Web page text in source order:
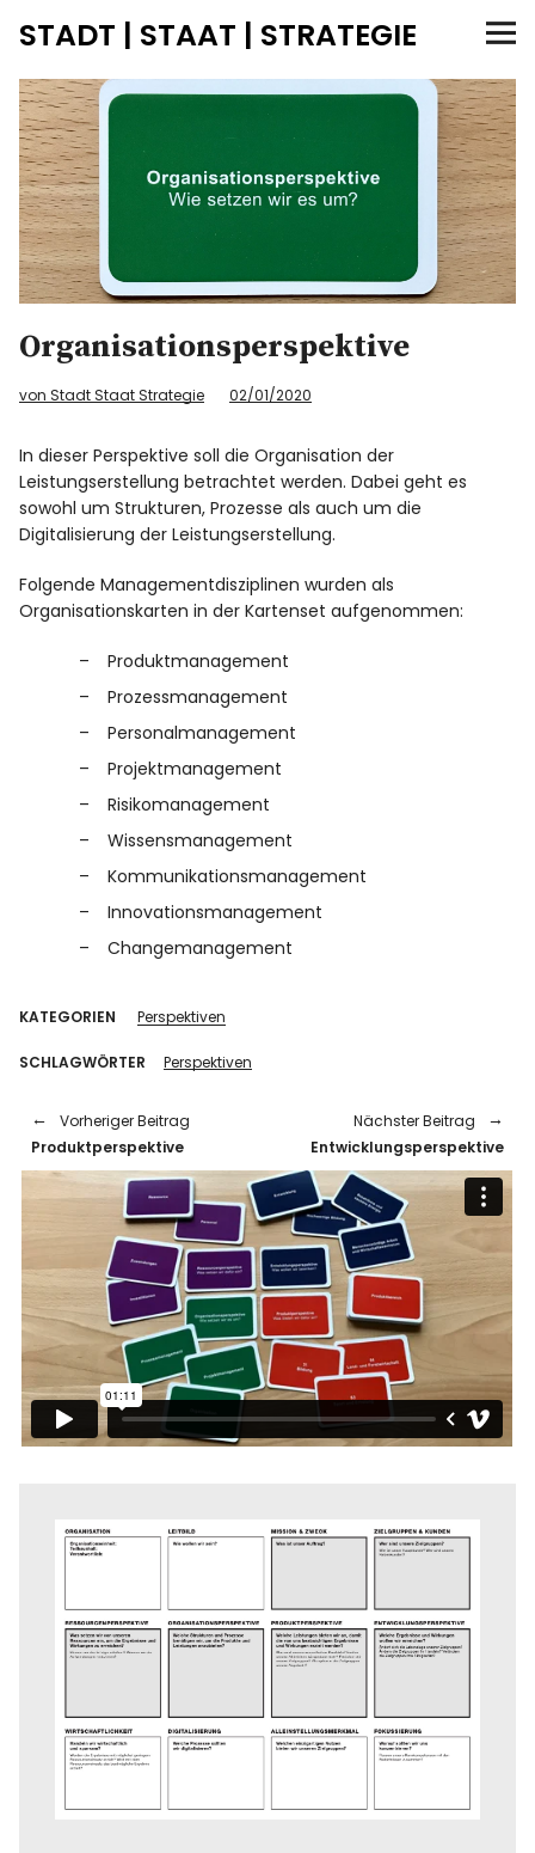
STADT | STAAT | STRATEGIE
Zielorientierung
Strategiekarten
Perspektiven
Entwicklungsperspektive
Produktperspektive
Ressourcenperspektive
SMART-Kriterien
Anleitung
Info
Organisationsperspektive
von Stadt Staat Strategie 02/01/2020
In dieser Perspektive soll die Organisation der
Leistungserstellung betrachtet werden. Dabei geht es
sowohl um Strukturen, Prozesse als auch um die
Digitalisierung der Leistungserstellung.
Folgende Managementdisziplinen wurden als
Organisationskarten in der Kartenset aufgenommen:
Produktmanagement
Prozessmanagement
Personalmanagement
Projektmanagement
Risikomanagement
Wissensmanagement
Kommunikationsmanagement
Innovationsmanagement
Changemanagement
KATEGORIEN Perspektiven
SCHLAGWÖRTER Perspektiven
Vorheriger Beitrag
Produktperspektive
Nächster Beitrag
Entwicklungsperspektive